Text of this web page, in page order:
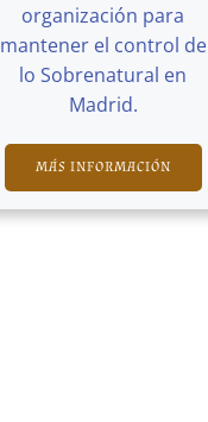
organización para
mantener el control de
lo Sobrenatural en
Madrid.
MÁS INFORMACIÓN